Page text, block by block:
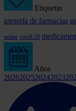
Etiquetas
asesoría de farmacias
online covid-19
Años
2026202520242023